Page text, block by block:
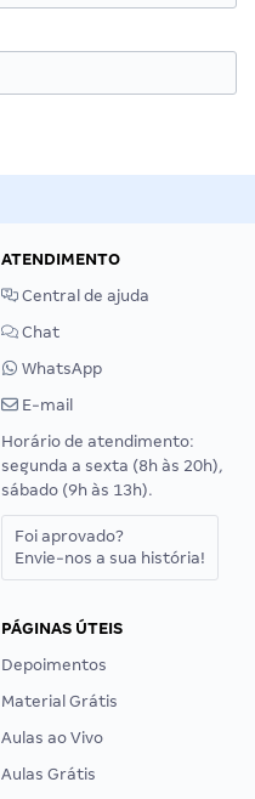
ATENDIMENTO
Central de ajuda
Chat
WhatsApp
E-mail
Horário de atendimento:
segunda a sexta (8h às 20h),
sábado (9h às 13h).
Foi aprovado?
Envie-nos a sua história!
PÁGINAS ÚTEIS
Depoimentos
Material Grátis
Aulas ao Vivo
Aulas Grátis